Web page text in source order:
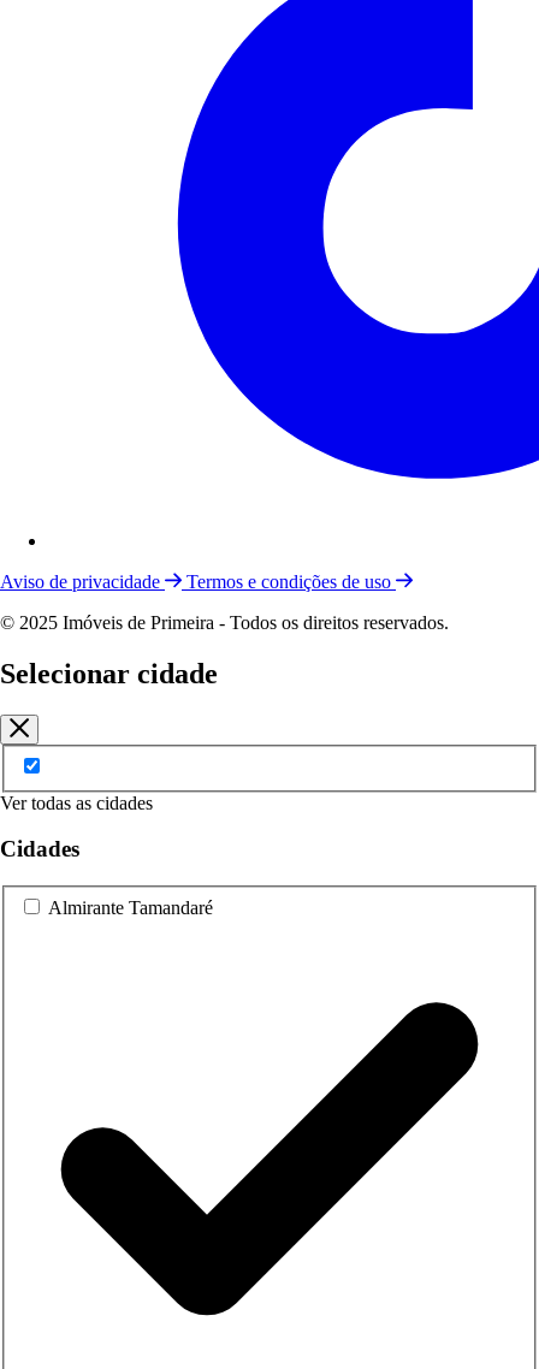
Aviso de privacidade
Termos e condições de uso
© 2025 Imóveis de Primeira - Todos os direitos reservados.
Selecionar cidade
Ver todas as cidades
Cidades
Almirante Tamandaré